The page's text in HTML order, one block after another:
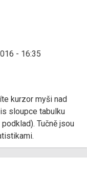
- 16:35
kurzor myši nad
sloupce tabulku
Tučně jsou